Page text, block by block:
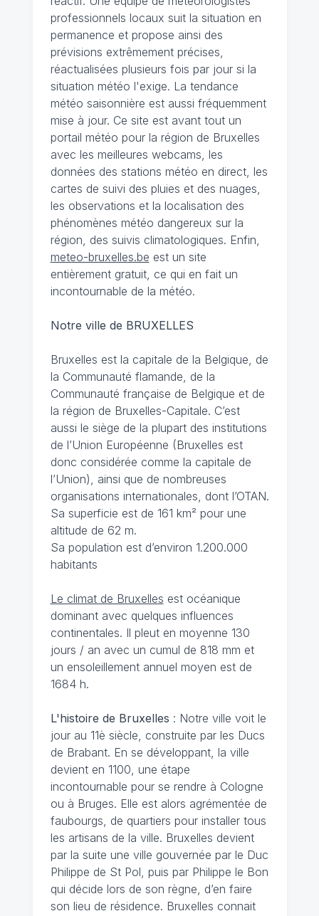
professionnels locaux suit la situation en
permanence et propose ainsi des
prévisions extrêmement précises,
réactualisées plusieurs fois par jour si la
situation météo l'exige. La tendance
météo saisonnière est aussi fréquemment
mise à jour. Ce site est avant tout un
portail météo pour la région de Bruxelles
avec les meilleures webcams, les
données des stations météo en direct, les
cartes de suivi des pluies et des nuages,
les observations et la localisation des
phénomènes météo dangereux sur la
région, des suivis climatologiques. Enfin,
meteo-bruxelles.be est un site
entièrement gratuit, ce qui en fait un
incontournable de la météo.
Notre ville de BRUXELLES
Bruxelles est la capitale de la Belgique, de
la Communauté flamande, de la
Communauté française de Belgique et de
la région de Bruxelles-Capitale. C’est
aussi le siège de la plupart des institutions
de l’Union Européenne (Bruxelles est
donc considérée comme la capitale de
l’Union), ainsi que de nombreuses
organisations internationales, dont l’OTAN.
Sa superficie est de 161 km² pour une
altitude de 62 m.
Sa population est d’environ 1.200.000
habitants
Le climat de Bruxelles est océanique
dominant avec quelques influences
continentales. Il pleut en moyenne 130
jours / an avec un cumul de 818 mm et
un ensoleillement annuel moyen est de
1684 h.
L'histoire de Bruxelles : Notre ville voit le
jour au 11è siècle, construite par les Ducs
de Brabant. En se développant, la ville
devient en 1100, une étape
incontournable pour se rendre à Cologne
ou à Bruges. Elle est alors agrémentée de
faubourgs, de quartiers pour installer tous
les artisans de la ville. Bruxelles devient
par la suite une ville gouvernée par le Duc
Philippe de St Pol, puis par Philippe le Bon
qui décide lors de son règne, d’en faire
son lieu de résidence. Bruxelles connait